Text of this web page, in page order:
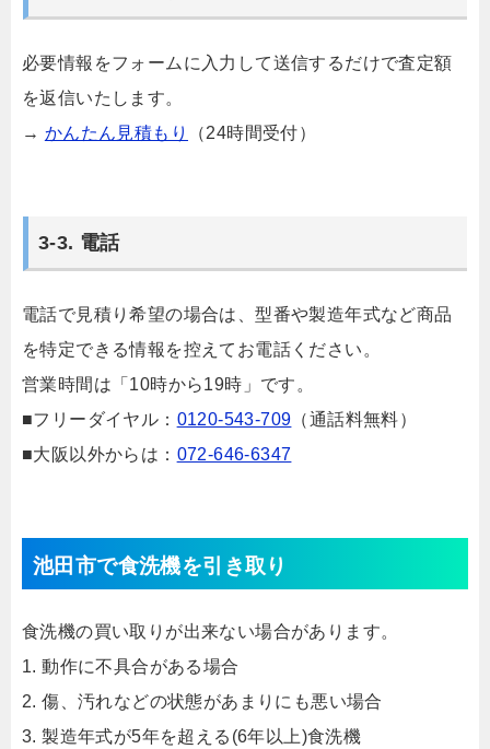
必要情報をフォームに入力して送信するだけで査定額
を返信いたします。
→ かんたん見積もり （24時間受付）
3-3. 電話
電話で見積り希望の場合は、型番や製造年式など商品
を特定できる情報を控えてお電話ください。
営業時間は「10時から19時」です。
■フリーダイヤル： 0120-543-709 （通話料無料）
■大阪以外からは： 072-646-6347
池田市で食洗機を引き取り
食洗機の買い取りが出来ない場合があります。
1. 動作に不具合がある場合
2. 傷、汚れなどの状態があまりにも悪い場合
3. 製造年式が5年を超える(6年以上)食洗機